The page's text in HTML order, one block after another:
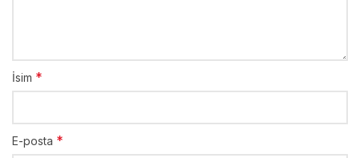
İsim *
E-posta *